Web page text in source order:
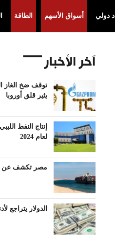
دولي أسواق الأسهم الطاقة
آخر الأخبار
توقف ضخ الغاز
يثير قلق أوروبا
إنتاج النفط
لعام 2024
مصر تكشف عن
الدولار يتراجع